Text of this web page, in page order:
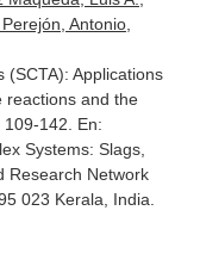
Antonio,
(SCTA): Applications
reactions and the
142. En:
Systems: Slags,
Research Network
023 Kerala, India.